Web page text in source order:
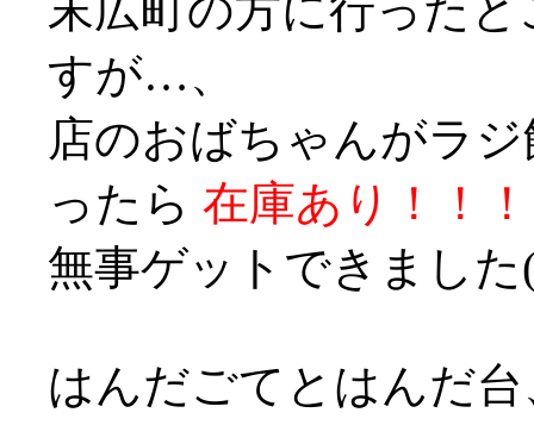
末広町の方に行った
すが…、
店のおばちゃんがラ
ったら 在庫あり！！！
無事ゲットできました
はんだごてとはんだ